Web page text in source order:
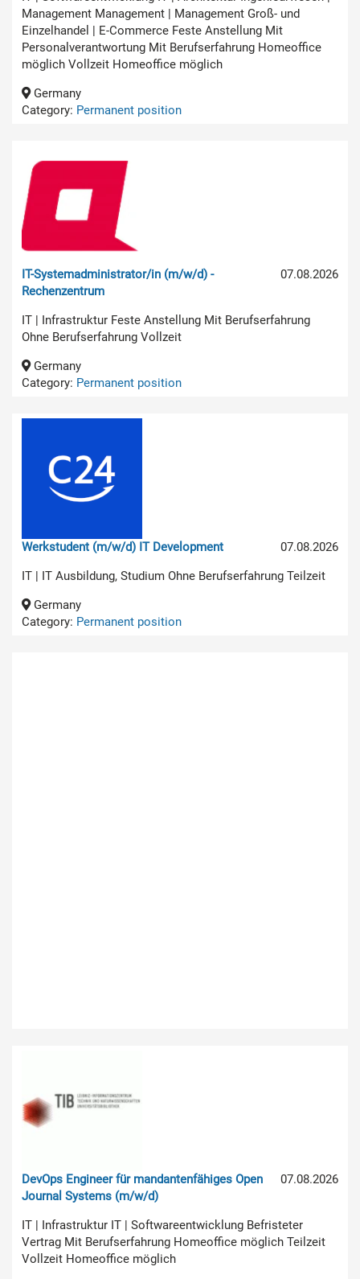
Management Management | Management Groß- und
Einzelhandel | E-Commerce Feste Anstellung Mit
Personalverantwortung Mit Berufserfahrung Homeoffice
möglich Vollzeit Homeoffice möglich
Germany
Category: Permanent position
07.08.2026
IT-Systemadministrator/in (m/w/d) -
Rechenzentrum
IT | Infrastruktur Feste Anstellung Mit Berufserfahrung
Ohne Berufserfahrung Vollzeit
Germany
Category: Permanent position
07.08.2026
Werkstudent (m/w/d) IT Development
IT | IT Ausbildung, Studium Ohne Berufserfahrung Teilzeit
Germany
Category: Permanent position
07.08.2026
DevOps Engineer für mandantenfähiges Open
Journal Systems (m/w/d)
IT | Infrastruktur IT | Softwareentwicklung Befristeter
Vertrag Mit Berufserfahrung Homeoffice möglich Teilzeit
Vollzeit Homeoffice möglich